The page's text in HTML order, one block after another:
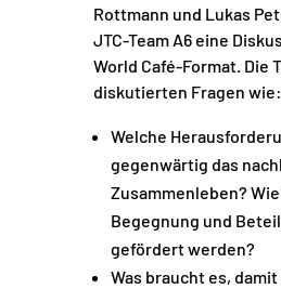
Rottmann und Lukas
JTC-Team A6 eine
World Café-Format. Die
diskutierten Fragen wie:
Welche
gegenwärtig das
Zusammenleben?
Begegnung und
gefördert werden?
Was braucht es,